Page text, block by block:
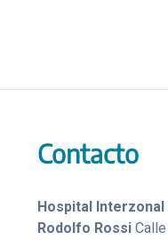
Contacto
Hospital
Rodolfo Rossi